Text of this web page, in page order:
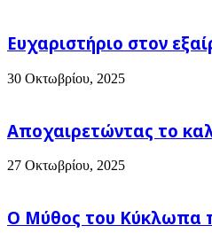
Ευχαριστήριο στον
30 Οκτωβρίου, 2025
Αποχαιρετώντας το
27 Οκτωβρίου, 2025
Ο Μύθος του Κύκλωπα